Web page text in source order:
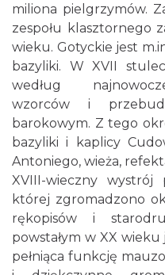
miliona pielgrzymów.
zespołu klasztornego
wieku. Gotyckie jest
bazyliki. W XVII
według
wzorców i
barokowym. Z tego
bazyliki i kaplicy
Antoniego, wieża,
XVIII-wieczny wystrój
której zgromadzono
rękopisów i
powstałym w XX
pełniąca funkcję